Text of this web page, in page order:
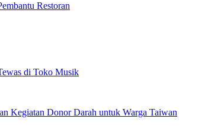
Restoran
di Toko Musik
Kegiatan Donor Darah untuk Warga Taiwan